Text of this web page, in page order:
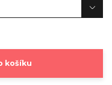
košíku